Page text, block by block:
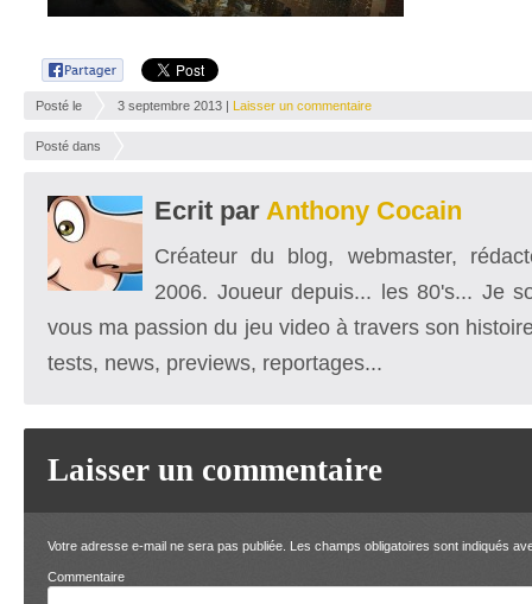
Posté le 3 septembre 2013 | Laisser un commentaire
Posté dans
Ecrit par Anthony Cocain
Créateur du blog, webmaster,
2006. Joueur depuis... les 80's... Je
vous ma passion du jeu video à travers son
tests, news, previews, reportages...
Laisser un commentaire
Votre adresse e-mail ne sera pas publiée. Les champs obligatoires sont indiqués